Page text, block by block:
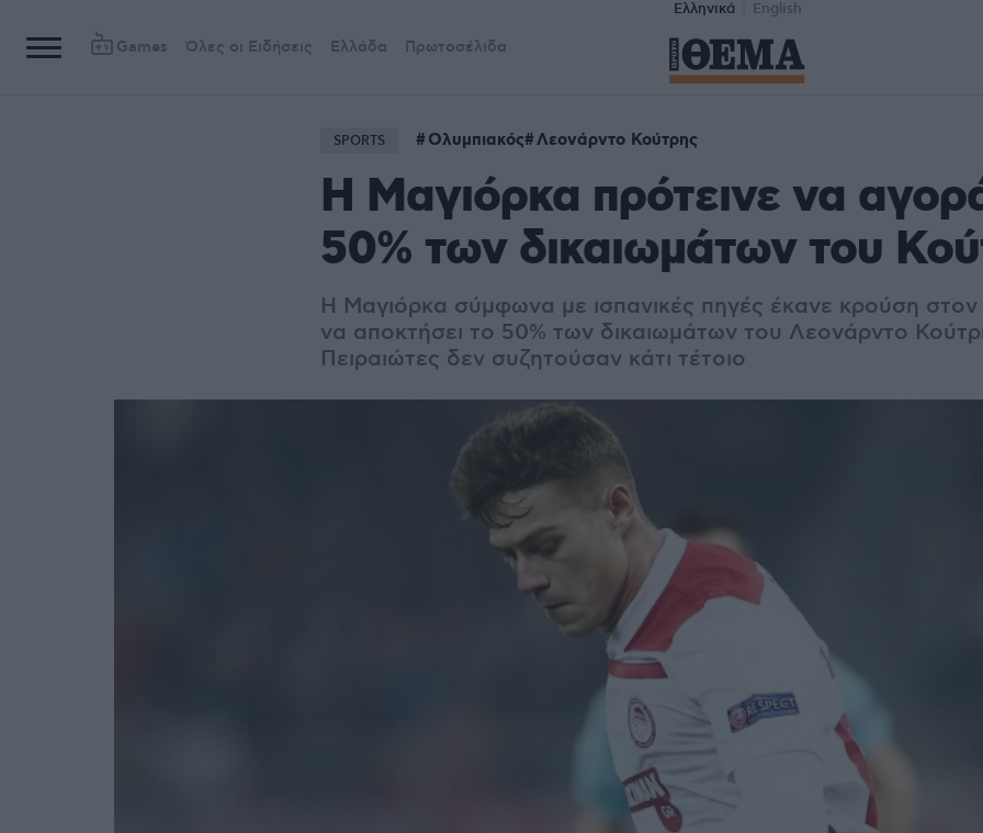
Ελληνικά English
Games Όλες οι Ειδήσεις Ελλάδα Πρωτοσέλιδα
SPORTS Ολυμπιακός Λεονάρντο Κούτρης
Η Μαγιόρκα πρότεινε να
50% των δικαιωμάτων του
Η Μαγιόρκα σύμφωνα με ισπανικές πηγές έκανε κρούση στον
να αποκτήσει το 50% των δικαιωμάτων του Λεονάρντο
Πειραιώτες δεν συζητούσαν κάτι τέτοιο